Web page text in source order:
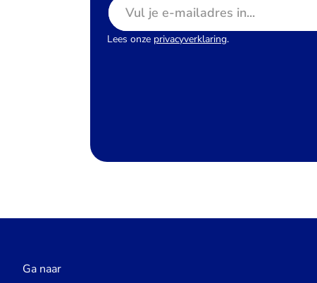
Lees onze privacyverklaring.
Ga naar